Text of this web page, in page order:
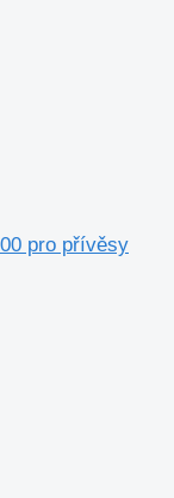
pro přívěsy